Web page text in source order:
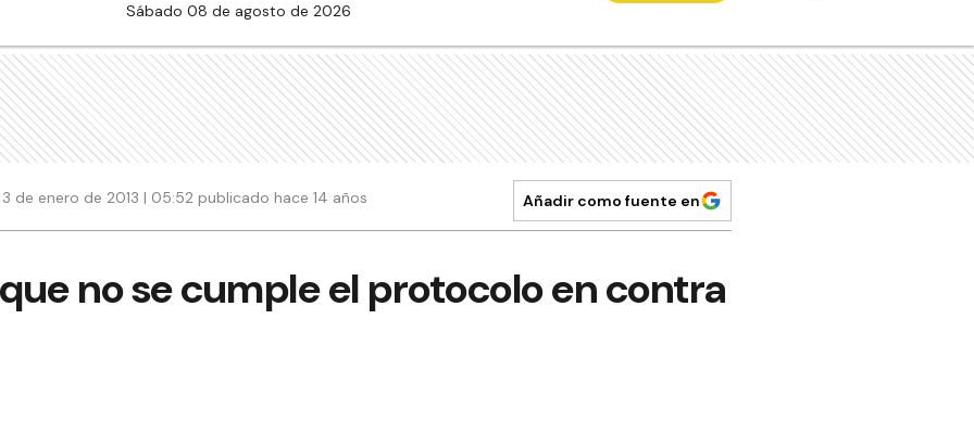
sábado 08 de agosto de 2026
3 de enero de 2013 | 05:52 publicado hace 14 años Añadir como fuente en
no se cumple el protocolo en contra